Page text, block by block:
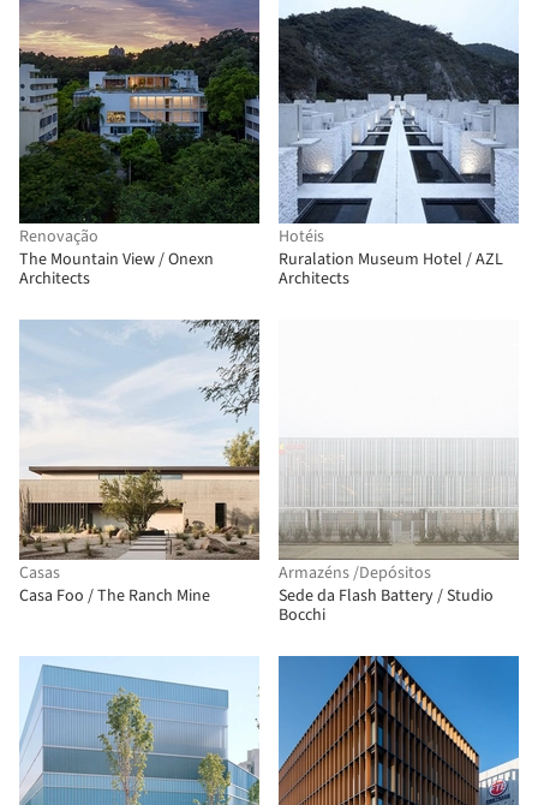
Renovação
The Mountain View / Onexn
Architects
Hotéis
Ruralation Museum Hotel / AZL
Architects
Casas
Casa Foo / The Ranch Mine
Armazéns /Depósitos
Sede da Flash Battery / Studio
Bocchi